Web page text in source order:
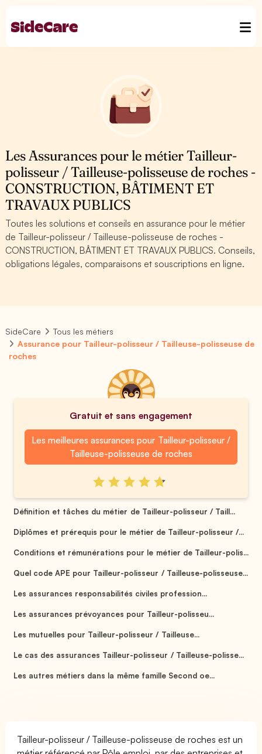
Les Assurances pour le métier Tailleur-
polisseur / Tailleuse-polisseuse de roches -
CONSTRUCTION, BÂTIMENT ET
TRAVAUX PUBLICS
Toutes les solutions et conseils en assurance pour le métier
de Tailleur-polisseur / Tailleuse-polisseuse de roches -
CONSTRUCTION, BÂTIMENT ET TRAVAUX PUBLICS. Conseils,
obligations légales, comparaisons et souscriptions en ligne.
SideCare
Tous les métiers
Assurance pour Tailleur-polisseur / Tailleuse-polisseuse de
roches
Gratuit et sans engagement
Les meilleures assurances pour Tailleur-polisseur /
Tailleuse-polisseuse de roches
Définition et tâches du métier de Tailleur-polisseur / Taill...
Diplômes et prérequis pour le métier de Tailleur-polisseur /...
Conditions et rémunérations pour le métier de Tailleur-polis...
Quel code APE pour Tailleur-polisseur / Tailleuse-polisseuse...
Les assurances responsabilités civiles profession...
Les assurances prévoyances pour Tailleur-polisseu...
Les mutuelles pour Tailleur-polisseur / Tailleuse...
Le cas des assurances Tailleur-polisseur / Tailleuse-polisse...
Les autres métiers dans la même famille Second oe...
Tailleur-polisseur / Tailleuse-polisseuse de roches est un